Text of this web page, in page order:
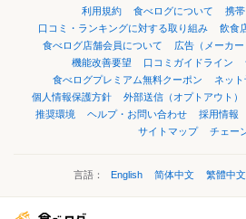
利用規約 食べログについて
携
口コミ・ランキングに対する取り組み
飲食
食べログ店舗会員について
広告（メーカ
機能改善要望
口コミガイドライン
食べログプレミアム無料クーポン
ネット
個人情報保護方針
外部送信（オプトアウト）
推奨環境
ヘルプ・お問い合わせ 採用情報
サイトマップ
チェー
言語： English 简体中文 繁體中文